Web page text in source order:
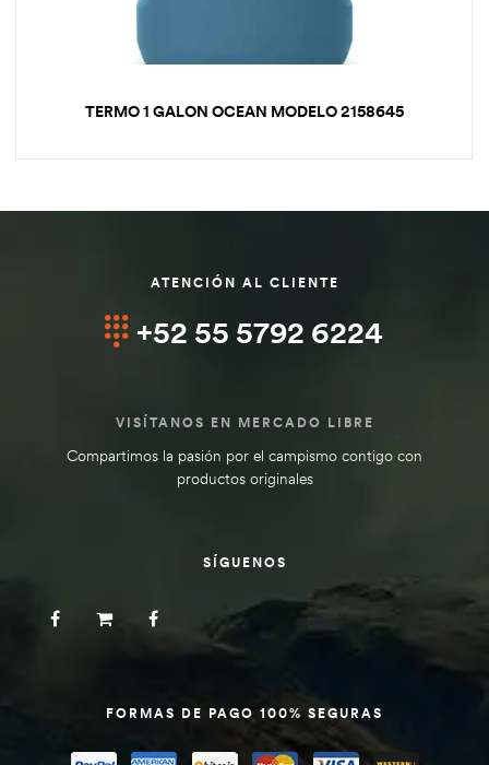
TERMO 1 GALON OCEAN MODELO 2158645
ATENCIÓN AL CLIENTE
+52 55 5792 6224
VISÍTANOS EN MERCADO LIBRE
Compartimos la pasión por el campismo contigo con
productos originales
SÍGUENOS
FORMAS DE PAGO 100% SEGURAS